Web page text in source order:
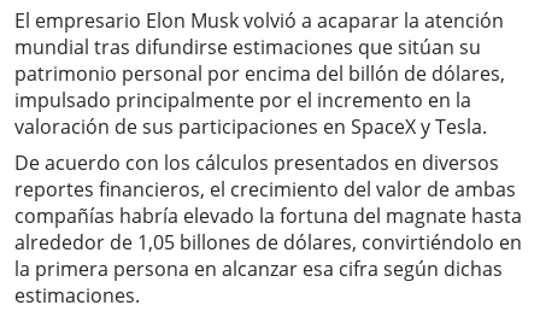
El empresario Elon Musk volvió a acaparar la atención
mundial tras difundirse estimaciones que sitúan su
patrimonio personal por encima del billón de dólares,
impulsado principalmente por el incremento en la
valoración de sus participaciones en SpaceX y Tesla.
De acuerdo con los cálculos presentados en diversos
reportes financieros, el crecimiento del valor de ambas
compañías habría elevado la fortuna del magnate hasta
alrededor de 1,05 billones de dólares, convirtiéndolo en
la primera persona en alcanzar esa cifra según dichas
estimaciones.